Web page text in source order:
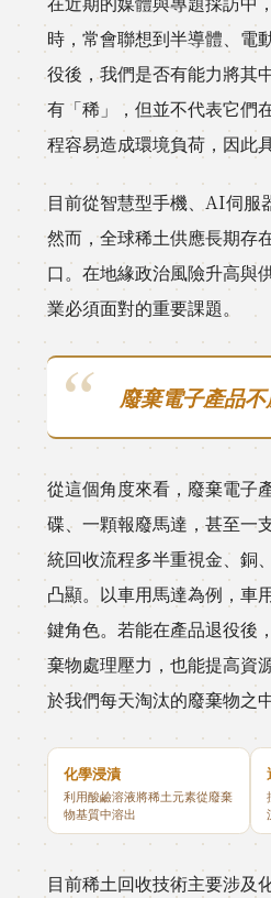
時，常會聯想到半導體、電
役後，我們是否有能力將其
有「稀」，但並不代表它們
程容易造成環境負荷，因此
目前從智慧型手機、AI伺服
然而，全球稀土供應長期存
口。在地緣政治風險升高與
業必須面對的重要課題。
廢棄電子產品
從這個角度來看，廢棄電子
碟、一顆報廢馬達，甚至一
統回收流程多半重視金、銅
凸顯。以車用馬達為例，車
鍵角色。若能在產品退役後
棄物處理壓力，也能提高資
於我們每天淘汰的廢棄物之中
化學浸漬
利用酸鹼溶液將稀土元素從廢棄
物基質中溶出
目前稀土回收技術主要涉及